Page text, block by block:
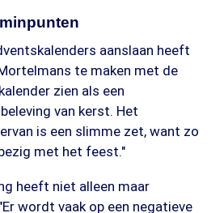
aanslaan heeft
te maken met de
zien als een
van kerst. Het
is een slimme zet, want zo
met het feest."
heeft niet alleen maar
wordt vaak op een negatieve